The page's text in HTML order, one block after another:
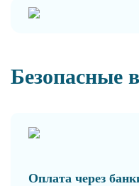
Безопасные
Оплата через